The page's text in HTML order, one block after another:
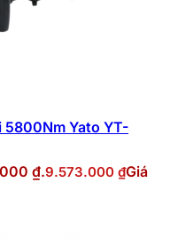
5800Nm Yato YT-
₫.9.573.000 ₫Giá